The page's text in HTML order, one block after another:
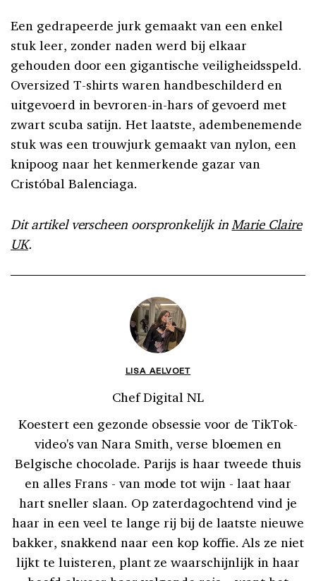
Een gedrapeerde jurk gemaakt van een enkel
stuk leer, zonder naden werd bij elkaar
gehouden door een gigantische veiligheidsspeld.
Oversized T-shirts waren handbeschilderd en
uitgevoerd in bevroren-in-hars of gevoerd met
zwart scuba satijn. Het laatste, adembenemende
stuk was een trouwjurk gemaakt van nylon, een
knipoog naar het kenmerkende gazar van
Cristóbal Balenciaga.
Dit artikel verscheen oorspronkelijk in Marie Claire
UK.
LISA AELVOET
Chef Digital NL
Koestert een gezonde obsessie voor de TikTok-
video's van Nara Smith, verse bloemen en
Belgische chocolade. Parijs is haar tweede thuis
en alles Frans - van mode tot wijn - laat haar
hart sneller slaan. Op zaterdagochtend vind je
haar in een veel te lange rij bij de laatste nieuwe
bakker, snakkend naar een kop koffie. Als ze niet
lijkt te luisteren, plant ze waarschijnlijk in haar